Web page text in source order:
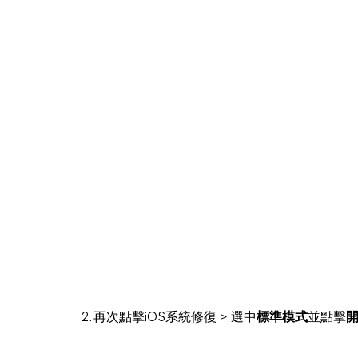
2. 再次點擊iOS系統修復 > 選中標準模式並點擊